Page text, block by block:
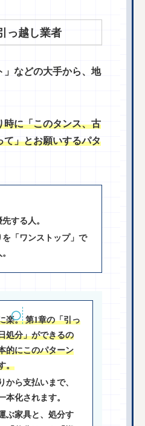
っ越し業者
」などの大手から、地
時に「このタンス、古
て」とお願いするパタ
する人。
「ワンストップ」で
楽。 第1章の「引っ
処分」ができるの
的にこのパターン
。
から支払いまで、
本化されます。
ぶ家具と、処分す